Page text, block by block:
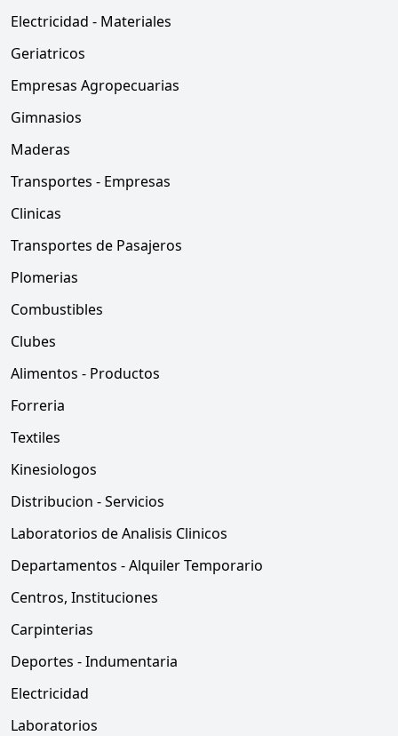
Electricidad - Materiales
Geriatricos
Empresas Agropecuarias
Gimnasios
Maderas
Transportes - Empresas
Clinicas
Transportes de Pasajeros
Plomerias
Combustibles
Clubes
Alimentos - Productos
Forreria
Textiles
Kinesiologos
Distribucion - Servicios
Laboratorios de Analisis Clinicos
Departamentos - Alquiler Temporario
Centros, Instituciones
Carpinterias
Deportes - Indumentaria
Electricidad
Laboratorios